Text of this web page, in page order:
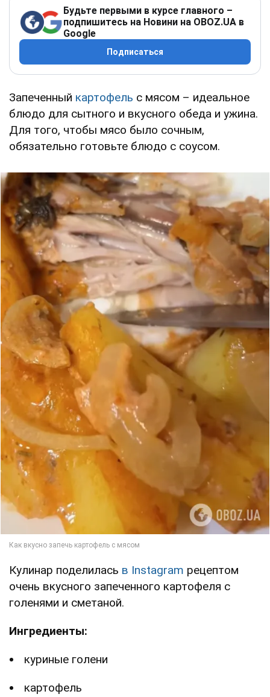
Будьте первыми в курсе главного –
подпишитесь на Новини на OBOZ.UA в
Google
Подписаться
Запеченный картофель с мясом – идеальное
блюдо для сытного и вкусного обеда и ужина.
Для того, чтобы мясо было сочным,
обязательно готовьте блюдо с соусом.
Кулинар поделилась в Instagram рецептом
очень вкусного запеченного картофеля с
голенями и сметаной.
Ингредиенты:
куриные голени
картофель